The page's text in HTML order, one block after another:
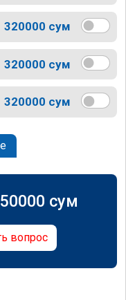
320000 сум
320000 сум
320000 сум
сум
вопрос